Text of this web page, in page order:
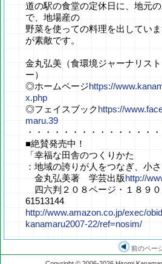
道の駅の食堂の定休日に、地元
で、地場産の
野菜を使っての料理を出してい
が素敵です。
金丸弘美（食環境ジャーナリス
ー）
◎ホームページhttps://
x.php
◎フェイスブックhttps://
maru.39
・・・・・・・・・・・・・・・
■絶賛発売中！
「幸福な田舎のつくりかた
：地域の誇りが人をつなぎ、小
金丸弘美著 学芸出版http://
四六判２０８ページ・１８９
61513144
http://www.amazon.co.jp/exec/
kanamaru2007-22/ref=nosim/
前のペー